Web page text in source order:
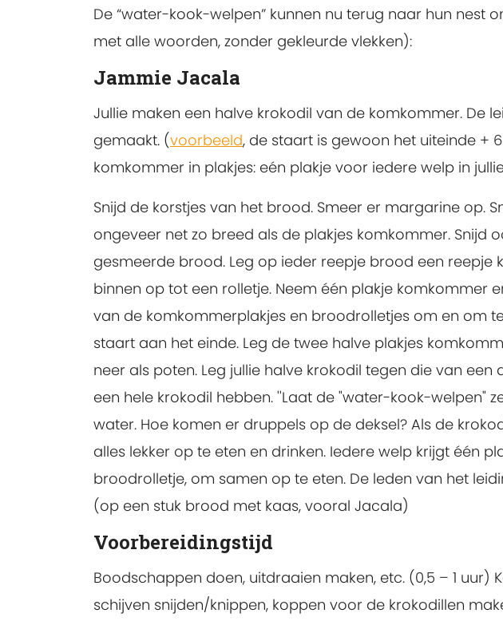
De “water-kook-welpen” kunnen nu terug naar hun nest
met alle woorden, zonder gekleurde vlekken):
Jammie Jacala
Jullie maken een halve krokodil van de komkommer. De
gemaakt. (voorbeeld, de staart is gewoon het uiteinde +
komkommer in plakjes: eén plakje voor iedere welp in
Snijd de korstjes van het brood. Smeer er margarine op.
ongeveer net zo breed als de plakjes komkommer. Snijd
gesmeerde brood. Leg op ieder reepje brood een reepje
binnen op tot een rolletje. Neem één plakje komkommer
van de komkommerplakjes en broodrolletjes om en om
staart aan het einde. Leg de twee halve plakjes
neer als poten. Leg jullie halve krokodil tegen die van een
een hele krokodil hebben. ''Laat de "water-kook-welpen"
water. Hoe komen er druppels op de deksel? Als de
alles lekker op te eten en drinken. Iedere welp krijgt één
broodrolletje, om samen op te eten. De leden van het
(op een stuk brood met kaas, vooral Jacala)
Voorbereidingstijd
Boodschappen doen, uitdraaien maken, etc. (0,5 – 1 uur)
schijven snijden/knippen, koppen voor de krokodillen